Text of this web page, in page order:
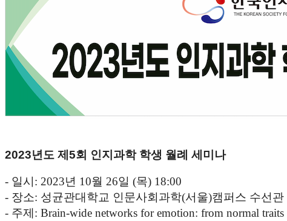
2023년도 제5회 인지과학 학생 월례 세미나
- 일시 : 2023년 10월 26일 (목) 18:00
- 장소: 성균관대학교 인문사회과학(서울)캠퍼스 수선관
- 주제 : Brain-wide networks for emotion: from normal traits